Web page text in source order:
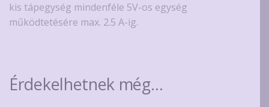
kis tápegység mindenféle 5V-os egység
működtetésére max. 2.5 A-ig.
Érdekelhetnek még…